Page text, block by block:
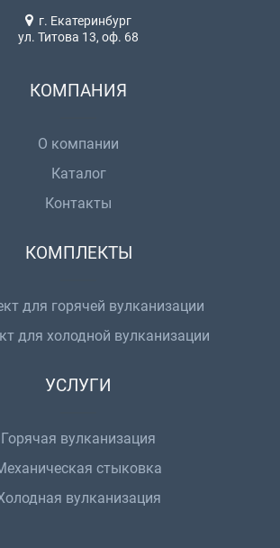
г. Екатеринбург
ул. Титова 13, оф. 68
КОМПАНИЯ
О компании
Каталог
Контакты
КОМПЛЕКТЫ
для горячей вулканизации
для холодной вулканизации
УСЛУГИ
Горячая вулканизация
стыковка
вулканизация